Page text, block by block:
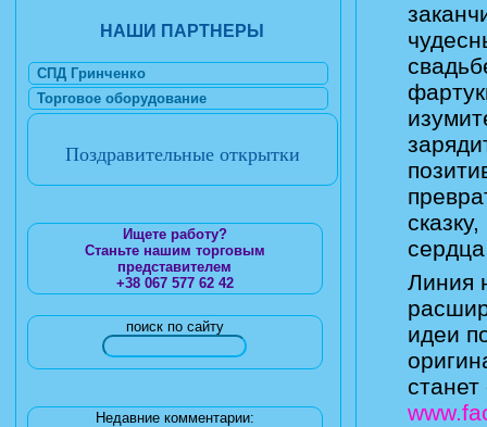
Линия
идеи
НАШИ ПАРТНЕРЫ
СПД Гринченко
Торговое оборудование
Поздравительные открытки
Ищете работу?
Станьте нашим торговым
представителем
+38 067 577 62 42
поиск по сайту
Недавние комментарии: